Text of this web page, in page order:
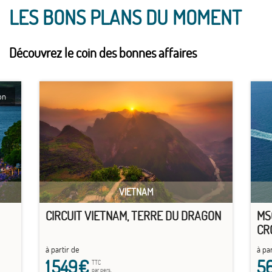
LES BONS PLANS DU MOMENT
Découvrez le coin des bonnes affaires
VIETNAM
CIRCUIT VIETNAM, TERRE DU DRAGON
à partir de
1 549€ TTC
par pers.
à